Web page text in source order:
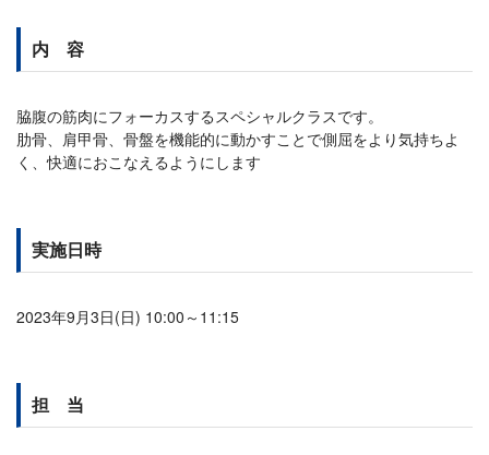
内 容
脇腹の筋肉にフォーカスするスペシャルクラスです。
肋骨、肩甲骨、骨盤を機能的に動かすことで側屈をより気持ちよ
く、快適におこなえるようにします
実施日時
2023年9月3日(日) 10:00～11:15
担 当